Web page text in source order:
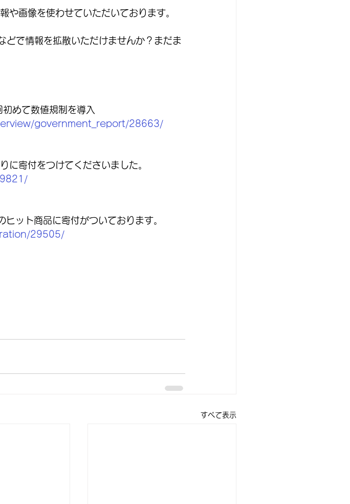
や画像を使わせていただいております。
で情報を拡散いただけませんか？まだま
めて数値規制を導入
government_report/28663/
に寄付をつけてくださいました。
ット商品に寄付がついております。
29505/
すべて表示